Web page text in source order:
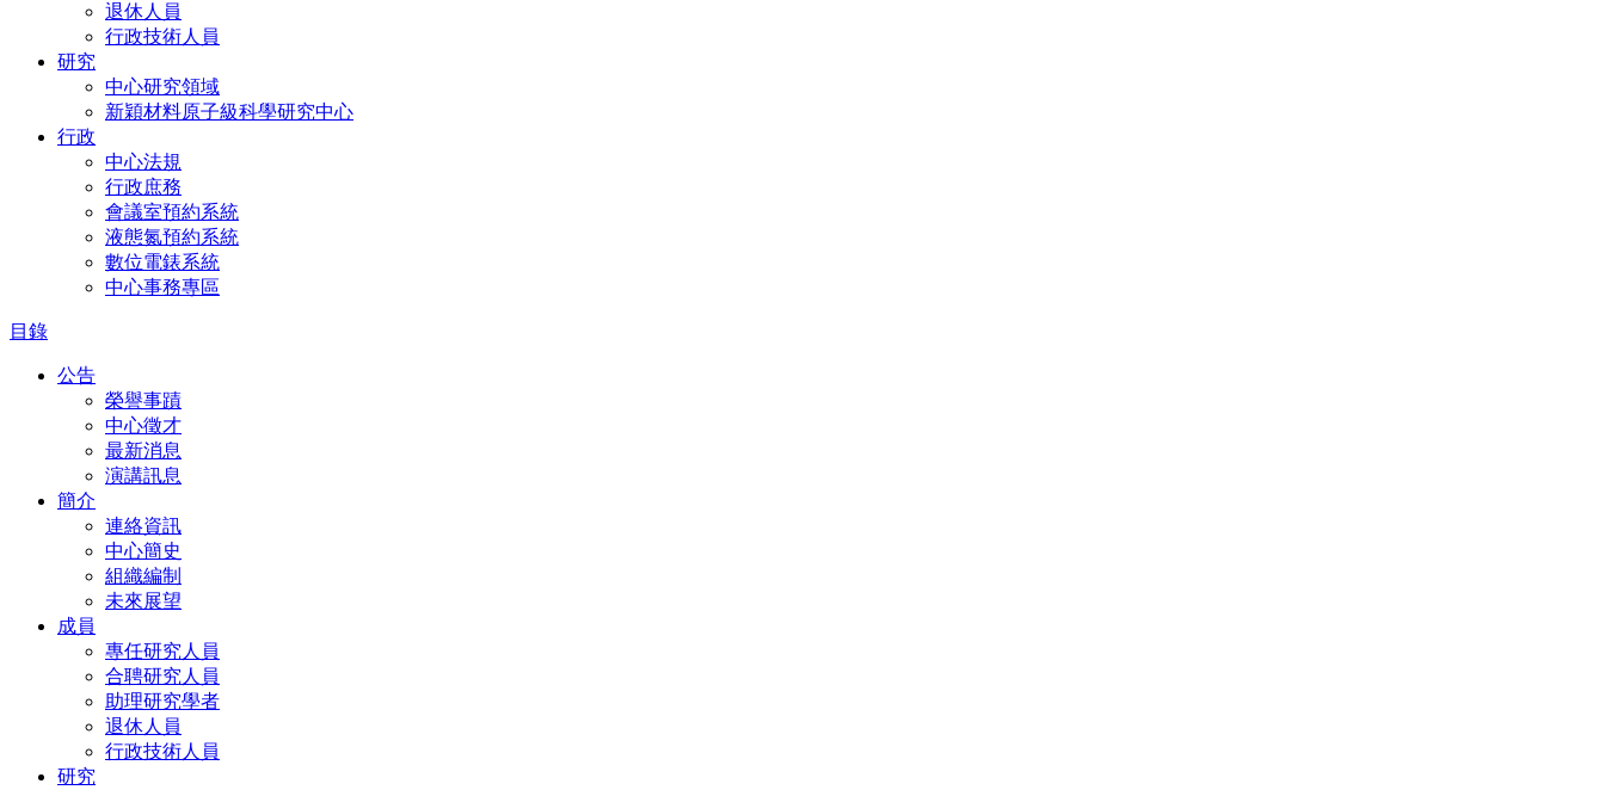
退休人員
行政技術人員
研究
中心研究領域
新穎材料原子級科學研究中心
行政
中心法規
行政庶務
會議室預約系統
液態氮預約系統
數位電錶系統
中心事務專區
目錄
公告
榮譽事蹟
中心徵才
最新消息
演講訊息
簡介
連絡資訊
中心簡史
組織編制
未來展望
成員
專任研究人員
合聘研究人員
助理研究學者
退休人員
行政技術人員
研究